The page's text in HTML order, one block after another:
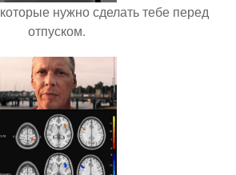
нужно сделать тебе перед
отпуском.